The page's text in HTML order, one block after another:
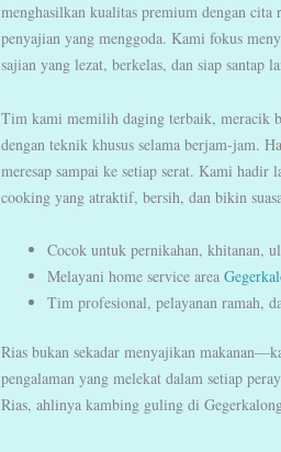
menghasilkan kualitas premium dengan cita
penyajian yang menggoda. Kami fokus
sajian yang lezat, berkelas, dan siap santap
Tim kami memilih daging terbaik, meracik
dengan teknik khusus selama berjam-jam.
meresap sampai ke setiap serat. Kami hadir
cooking yang atraktif, bersih, dan bikin
Cocok untuk pernikahan, khitanan,
Melayani home service area
Tim profesional, pelayanan ramah,
Rias bukan sekadar menyajikan
pengalaman yang melekat dalam setiap
Rias, ahlinya kambing guling di